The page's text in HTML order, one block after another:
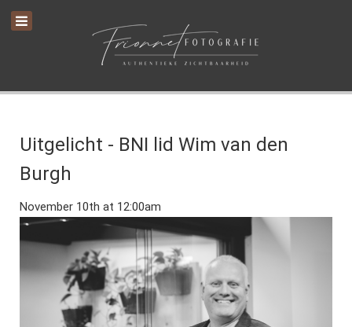
Uitgelicht - BNI lid Wim van den
Burgh
November 10th at 12:00am